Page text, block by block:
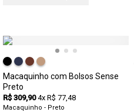
Macaquinho com Bolsos Sense
Preto
R$ 309,90 4x R$ 77,48
Macaquinho - Preto